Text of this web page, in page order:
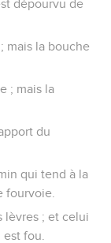
dépourvu de
mais la bouche
; mais la
du
qui tend à la
fourvoie.
lèvres ; et celui
fou.